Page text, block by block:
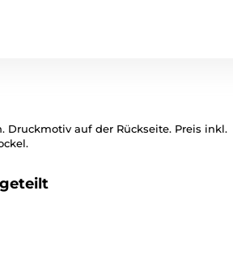
Druckmotiv auf der Rückseite. Preis inkl.